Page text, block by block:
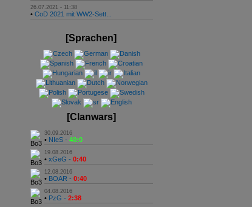
26.07.2021 - 11:38
• CoD 2021 mit WW2-Sett...
[Sprachen]
[Clanwars]
30.09.2016
• NIeS - 40:0
19.08.2016
• xGeG - 0:40
12.08.2016
• BOAR - 0:40
04.08.2016
• PzG - 2:38